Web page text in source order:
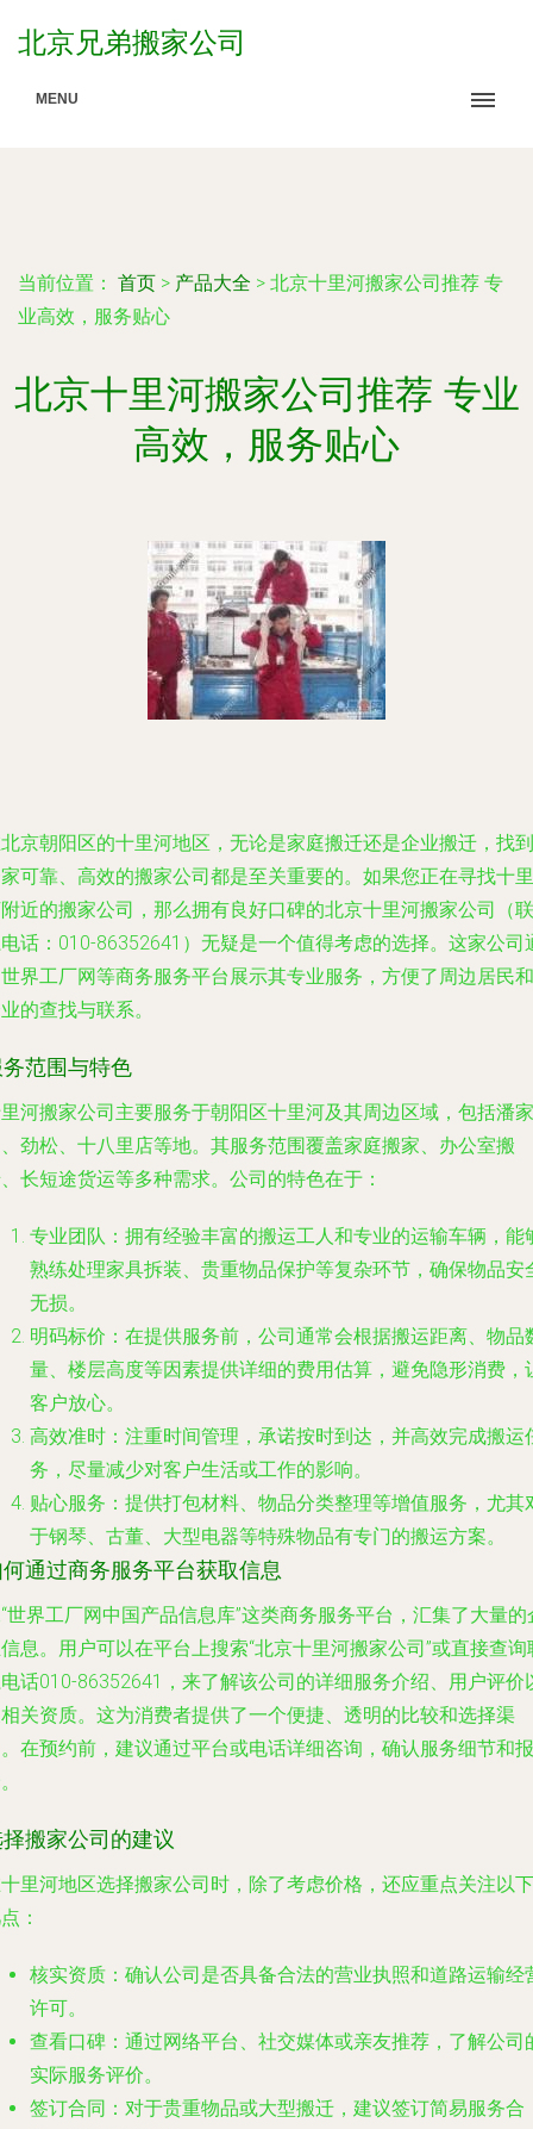
北京兄弟搬家公司
MENU
当前位置： 首页 > 产品大全 > 北京十里河搬家公司推荐 专
业高效，服务贴心
北京十里河搬家公司推荐 专业
高效，服务贴心
京朝阳区的十里河地区，无论是家庭搬迁还是企业搬迁，找到
可靠、高效的搬家公司都是至关重要的。如果您正在寻找十里
近的搬家公司，那么拥有良好口碑的北京十里河搬家公司（联
话：010-86352641）无疑是一个值得考虑的选择。这家公司
界工厂网等商务服务平台展示其专业服务，方便了周边居民和
的查找与联系。
范围与特色
河搬家公司主要服务于朝阳区十里河及其周边区域，包括潘家
劲松、十八里店等地。其服务范围覆盖家庭搬家、办公室搬
长短途货运等多种需求。公司的特色在于：
专业团队 ：拥有经验丰富的搬运工人和专业的运输车辆，能
熟练处理家具拆装、贵重物品保护等复杂环节，确保物品安
无损。
明码标价 ：在提供服务前，公司通常会根据搬运距离、物品
量、楼层高度等因素提供详细的费用估算，避免隐形消费，
客户放心。
高效准时 ：注重时间管理，承诺按时到达，并高效完成搬运
务，尽量减少对客户生活或工作的影响。
贴心服务 ：提供打包材料、物品分类整理等增值服务，尤其
于钢琴、古董、大型电器等特殊物品有专门的搬运方案。
通过商务服务平台获取信息
世界工厂网中国产品信息库”这类商务服务平台，汇集了大量的
息。用户可以在平台上搜索“北京十里河搬家公司”或直接查询
话010-86352641，来了解该公司的详细服务介绍、用户评价
关资质。这为消费者提供了一个便捷、透明的比较和选择渠
在预约前，建议通过平台或电话详细咨询，确认服务细节和报
搬家公司的建议
里河地区选择搬家公司时，除了考虑价格，还应重点关注以下
：
核实资质 ：确认公司是否具备合法的营业执照和道路运输经
许可。
查看口碑 ：通过网络平台、社交媒体或亲友推荐，了解公司
实际服务评价。
签订合同 ：对于贵重物品或大型搬迁，建议签订简易服务合